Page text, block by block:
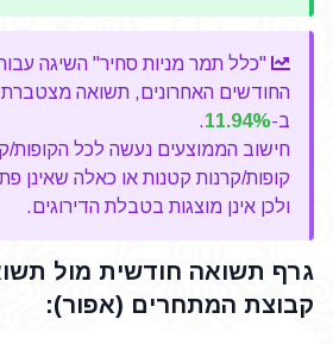
החודשים האחרונים, תשואה
ב-11.94%
.
חישוב הממוצעים נעשה לכל הקופות/
קופות/קרנות קטנות או כאלה שאינן
ולכן אינן מוצגות בטבלת הדירוגים.
גרף תשואה חודשית מול
קבוצת המתחרים (אפור):